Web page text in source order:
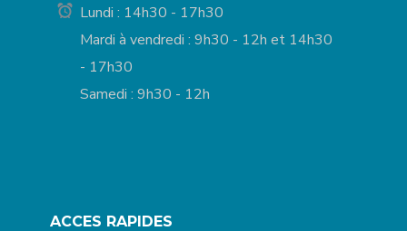
Lundi : 14h30 - 17h30
Mardi à vendredi : 9h30 - 12h et 14h30
- 17h30
Samedi : 9h30 - 12h
ACCES RAPIDES